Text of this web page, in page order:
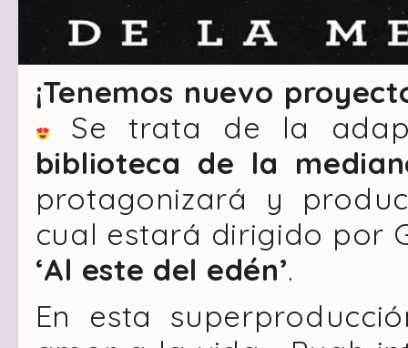
¡Tenemos nuevo
Se trata de la
biblioteca de la
protagonizará y
cual estará dirigido por
‘Al este del edén’.
En esta